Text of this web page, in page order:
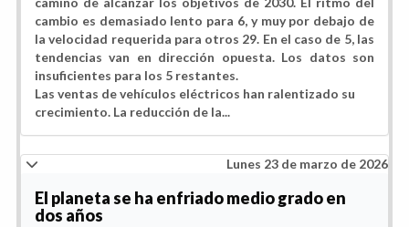
cambio es demasiado lento para 6, y muy por debajo de
la velocidad requerida para otros 29. En el caso de 5, las
tendencias van en dirección opuesta. Los datos son
insuficientes para los 5 restantes.
Las ventas de vehículos eléctricos han ralentizado su
crecimiento. La reducción de la...
Lunes 23 de marzo de 2026
El planeta se ha enfriado medio grado en
dos años